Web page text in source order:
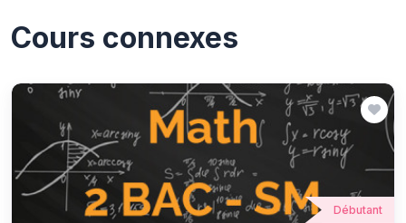
Cours connexes
Débutant